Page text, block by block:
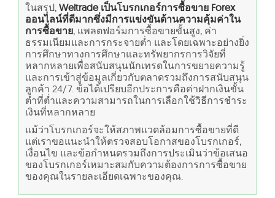
ในสรุป, Weltrade เป็นโบรกเกอร์การซื้อขาย Forex
ออนไลน์ที่ดีมากซึ่งมีการแข่งขันด้านความคุ้มค่าใน
การซื้อขาย, แพลตฟอร์มการซื้อขายขั้นสูง, ค่า
ธรรมเนียมและการกระจายต่ำ และโดยเฉพาะอย่างยิ่ง
การศึกษาทางการศึกษาและทรัพยากรการวิจัยที่
หลากหลายเพื่อสนับสนุนนักเทรดในการขยายความรู้
และการเข้าสู่ข้อมูลเกี่ยวกับตลาดรวมถึงการสนับสนุน
ลูกค้า 24/7. ข้อได้เปรียบอีกประการคือค่าฝากเงินขั้น
ต่ำที่ต่ำและความสามารถในการเลือกใช้วิธีการชำระ
เงินที่หลากหลาย
แม้ว่าโบรกเกอร์จะให้สภาพแวดล้อมการซื้อขายที่ดี
แต่เราขอแนะนำให้ตรวจสอบโอกาสของโบรกเกอร์,
เงื่อนไข และข้อกำหนดรวมถึงการประเมินว่าข้อเสนอ
ของโบรกเกอร์เหมาะสมกับความต้องการการซื้อขาย
ของคุณในรายละเอียดเฉพาะของคุณ.